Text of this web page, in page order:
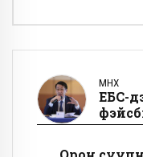
ӨМНӨХ
ЕБС-